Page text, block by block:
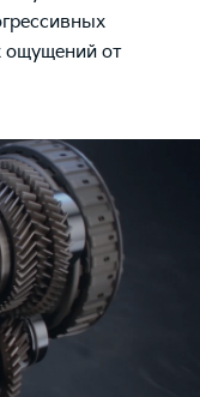
ощущений от